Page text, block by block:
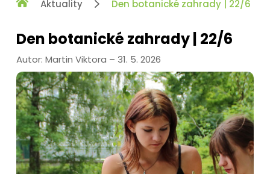
Aktuality Den botanické zahrady | 22/6
Den botanické zahrady | 22/6
Autor: Martin Viktora – 31. 5. 2026